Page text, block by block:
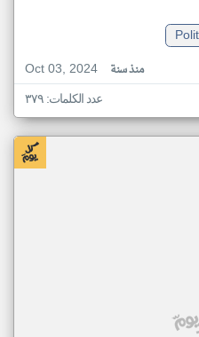
Oct 03, 2024
منذ سنة
عدد الكلمات: ٣٧٩